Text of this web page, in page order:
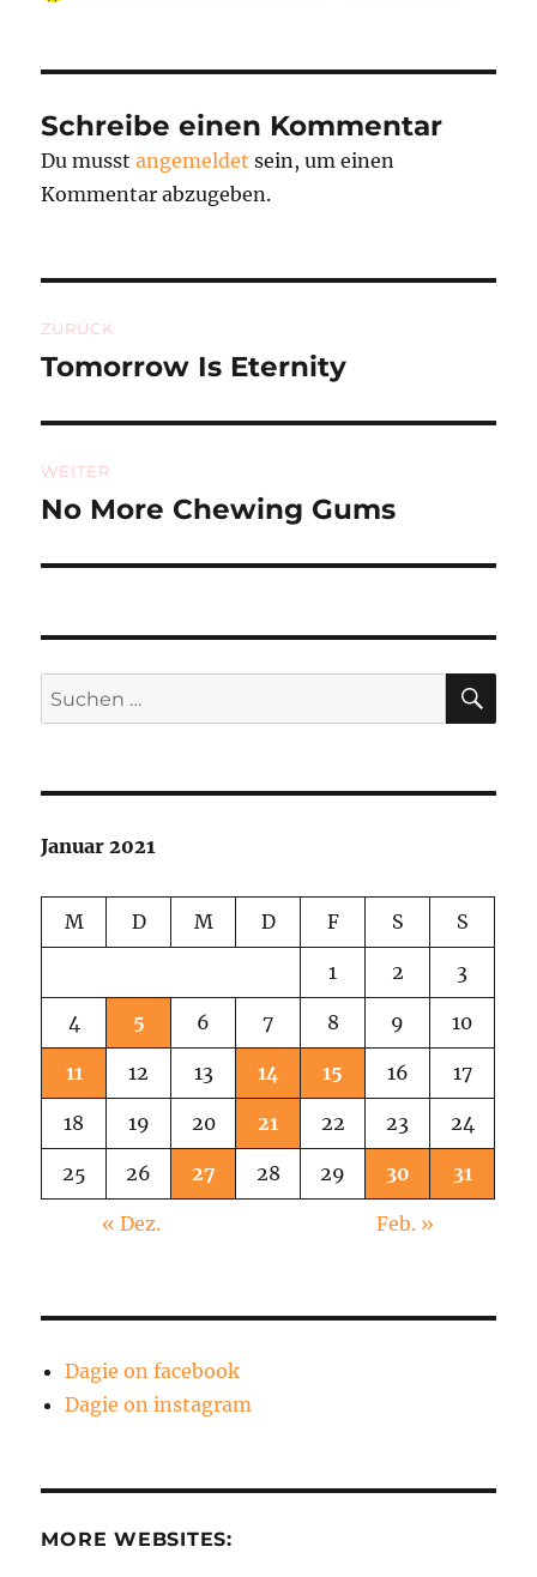
Schreibe einen Kommentar
Du musstangemeldet sein, um einen
Kommentar abzugeben.
ZURÜCK
Vorheriger
Tomorrow Is Eternity
WEITER
Nächster
No More Chewing Gums
Suchen
nach:
Januar 2021
M D M D F S S
1 2 3
4 5 6 7 8 9 10
11 12 13 14 15 16 17
18 19 20 21 22 23 24
25 26 27 28 29 30 31
« Dez. Feb. »
Dagie on facebook
Dagie on instagram
MORE WEBSITES: